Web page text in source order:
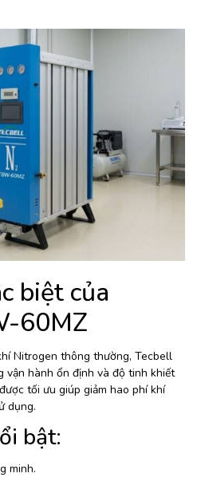
biệt của
60MZ
Nitrogen thông thường, Tecbell
vận hành ổn định và độ tinh khiết
tối ưu giúp giảm hao phí khí
dụng.
bật:
minh.